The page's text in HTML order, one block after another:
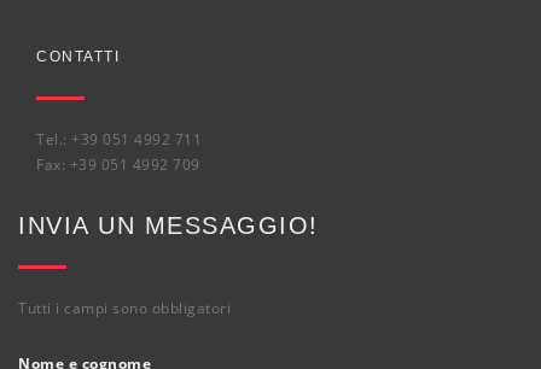
CONTATTI
Tel.: +39 051 4992 711
Fax: +39 051 4992 709
INVIA UN MESSAGGIO!
Tutti i campi sono obbligatori
Nome e cognome